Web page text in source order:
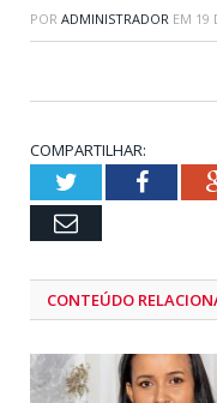
POR ADMINISTRADOR EM 19
COMPARTILHAR:
Twitter
Email
CONTEÚDO